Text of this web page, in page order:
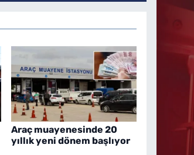
Araç muayenesinde 20
yıllık yeni dönem başlıyor